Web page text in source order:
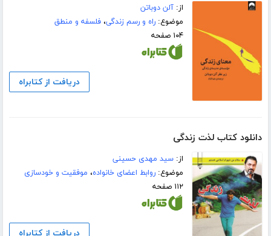
از:آلن دوباتن
موضوع:راه و رسم زندگی،فلسفه و منطق
۱۰۴ صفحه
دریافت از کتابراه
دانلود کتاب لذت زندگی
از:سید مهدی حسینی
موضوع:روابط اعضای خانواده، موفقیت و خودسازی
۱۱۲ صفحه
دریافت از کتابراه